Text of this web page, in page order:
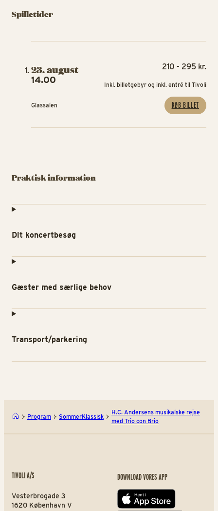
Spilletider
23. august
14.00
Glassalen
210 - 295 kr.
Inkl. billetgebyr og inkl. entré til Tivoli
KØB BILLET
Praktisk information
Dit koncertbesøg
Gæster med særlige behov
Transport/parkering
Program SommerKlassisk
H.C. Andersens musikalske rejse
med Trio con Brio
TIVOLI A/S
Vesterbrogade 3
1620 København V
DOWNLOAD VORES APP
App store